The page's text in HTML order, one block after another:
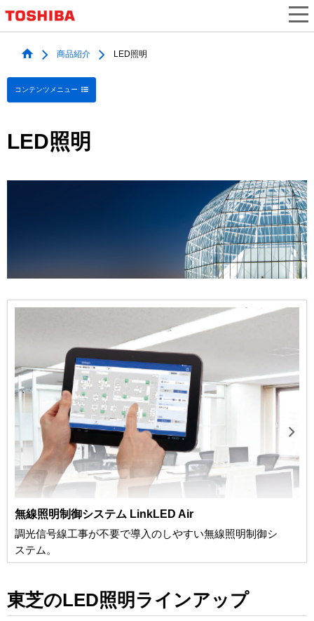
商品紹介 LED照明
コンテンツメニュー
LED照明
無線照明制御システム LinkLED Air
調光信号線工事が不要で導入のしやすい無線照明制御シ
ステム。
東芝のLED照明ラインアップ